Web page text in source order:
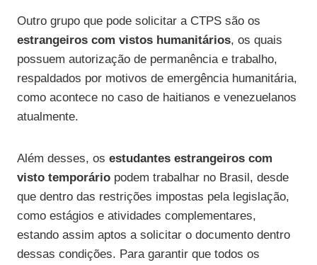
Outro grupo que pode solicitar a CTPS são os
estrangeiros com vistos humanitários, os quais
possuem autorização de permanência e trabalho,
respaldados por motivos de emergência humanitária,
como acontece no caso de haitianos e venezuelanos
atualmente.
Além desses, os estudantes estrangeiros com
visto temporário podem trabalhar no Brasil, desde
que dentro das restrições impostas pela legislação,
como estágios e atividades complementares,
estando assim aptos a solicitar o documento dentro
dessas condições. Para garantir que todos os